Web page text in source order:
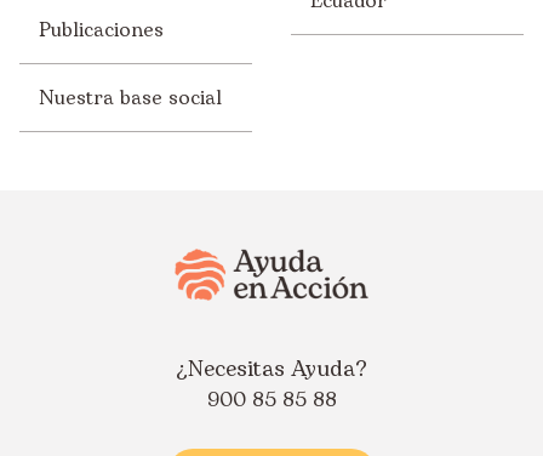
Publicaciones
Nuestra base social
¿Necesitas Ayuda?
900 85 85 88